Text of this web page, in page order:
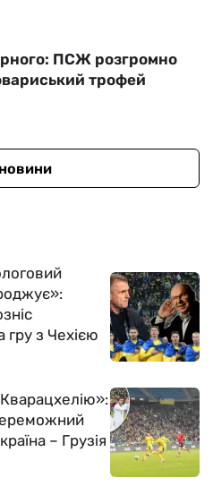
ПСЖ розгромно
трофей
гру з Чехією
– Грузія